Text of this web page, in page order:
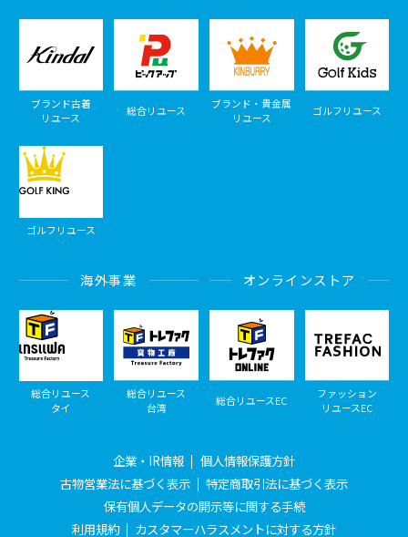
ブランド古着
リユース
総合リユース
ブランド・貴金属
リユース
ゴルフリユース
ゴルフリユース
海外事業
総合リユース
タイ
総合リユース
台湾
オンラインストア
総合リユースEC
ファッション
リユースEC
企業・IR情報
個人情報保護方針
古物営業法に基づく表示
特定商取引法に基づく表示
保有個人データの開示等に関する手続
利用規約
カスタマーハラスメントに対する方針